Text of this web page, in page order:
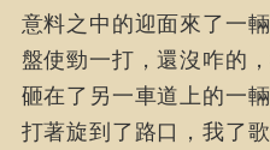
意料之中的迎面來了一
盤使勁一打，還沒咋的
砸在了另一車道上的一
打著旋到了路口，我了